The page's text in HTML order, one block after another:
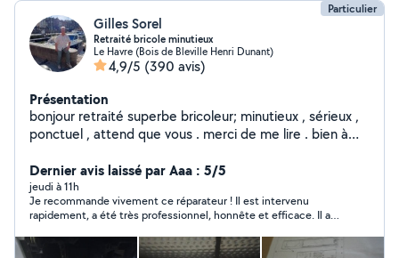
Particulier
Gilles Sorel
Retraité bricole minutieux
Le Havre (Bois de Bleville Henri Dunant)
4,9/5 (390 avis)
Présentation
bonjour retraité superbe bricoleur; minutieux , sérieux ,
ponctuel , attend que vous . merci de me lire . bien à
Dernier avis laissé par Aaa : 5/5
jeudi à 11h
Je recommande vivement ce réparateur ! Il est intervenu
rapidement, a été très professionnel, honnête et efficace. Il a
d’expliquer l’origine de la panne. Le travail est impeccable et le